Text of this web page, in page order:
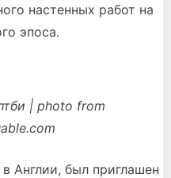
настенных работ на
эпоса.
| photo from
Англии, был приглашен